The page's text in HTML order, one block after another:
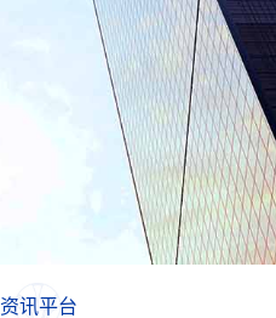
资讯平台